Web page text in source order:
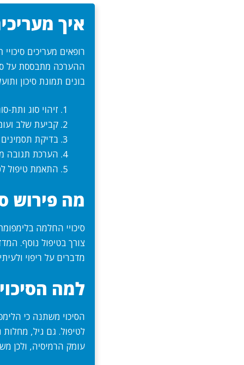
איך
רופאים מעריכים
ההערכה מתבססת על
בונים תמונת סיכון
זיהוי סוג ותת-
קביעת שלב
בדיקת
הערכת תגובה
התאמת טיפול
מה פירוש
סיכויי החלמה
צורך בטיפול נוסף.
מדברים על ריפוי
למה
הסיכוי משתנה כי
עומק הרמיסיה, ולכן